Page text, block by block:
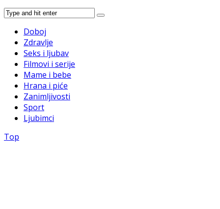
Doboj
Zdravlje
Seks i ljubav
Filmovi i serije
Mame i bebe
Hrana i piće
Zanimljivosti
Sport
Ljubimci
Top